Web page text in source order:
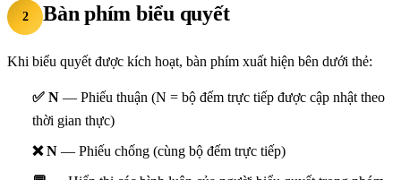
2 Bàn phím biểu quyết
Khi biểu quyết được kích hoạt, bàn phím xuất hiện bên dưới thẻ:
✅ N — Phiếu thuận (N = bộ đếm trực tiếp được cập nhật theo
thời gian thực)
❌ N — Phiếu chống (cùng bộ đếm trực tiếp)